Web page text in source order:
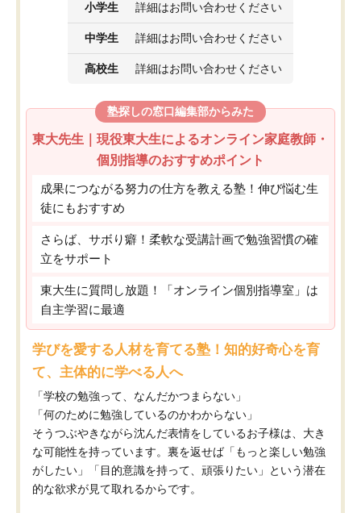
小学生 詳細はお問い合わせください
中学生 詳細はお問い合わせください
高校生 詳細はお問い合わせください
塾探しの窓口編集部からみた
東大先生｜現役東大生によるオンライン家庭教師・
個別指導のおすすめポイント
成果につながる努力の仕方を教える塾！伸び悩む生
徒にもおすすめ
さらば、サボり癖！柔軟な受講計画で勉強習慣の確
立をサポート
東大生に質問し放題！「オンライン個別指導室」は
自主学習に最適
学びを愛する人材を育てる塾！知的好奇心を育
て、主体的に学べる人へ
「学校の勉強って、なんだかつまらない」
「何のために勉強しているのかわからない」
そうつぶやきながら沈んだ表情をしているお子様は、大き
な可能性を持っています。裏を返せば「もっと楽しい勉強
がしたい」「目的意識を持って、頑張りたい」という潜在
的な欲求が見て取れるからです。